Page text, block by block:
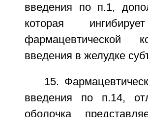
введения по п.1,
которая
фармацевтической
введения в желудке
15.
введения по п.14,
оболочка